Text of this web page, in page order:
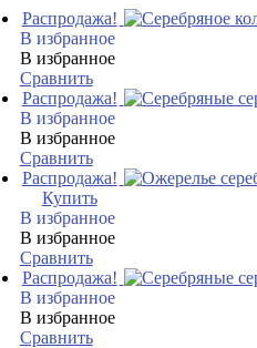
Распродажа!
В избранное
В избранное
Сравнить
Распродажа!
В избранное
В избранное
Сравнить
Распродажа!
Купить
В избранное
В избранное
Сравнить
Распродажа!
В избранное
В избранное
Сравнить